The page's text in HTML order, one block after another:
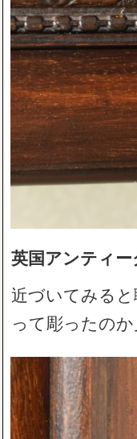
英国アンティ
近づいてみる
って彫ったの